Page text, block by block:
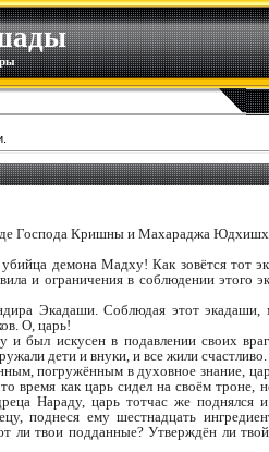
Господа Кришны и Махараджа
демона Мадху! Как зовётся тот
и ограничения в соблюдении этого
Экадаши. Соблюдая этот экадаши,
О, царь!
был искусен в подавлении своих
дети и внуки, и все жили счастливо.
погружённым в духовное знание,
как царь сидел на своём троне,
Нараду, царь тотчас же поднялся
поднеся ему шестнадцать
ли твои подданные? Утверждён ли